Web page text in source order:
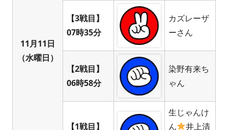
11月11日
（水曜日）
【3戦目】
07時35分
カズレーザ
ーさん
【2戦目】
06時58分
染野有来ち
ゃん
【1戦目】
生じゃんけ
ん
井上清